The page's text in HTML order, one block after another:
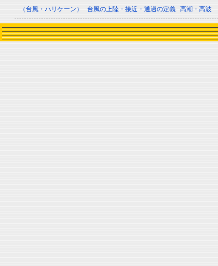
（台風・ハリケーン） 台風の上陸・接近・通過の定義 高潮・高波